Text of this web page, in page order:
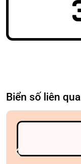
Biển số liên